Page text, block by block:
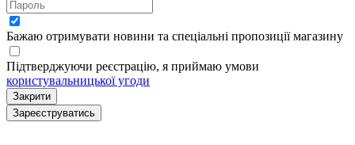
Бажаю отримувати новини та спеціальні пропозиціїмагазину
Підтверджуючи реєстрацію, я приймаю умови
користувальницької угоди
Закрити
Зареєструватись